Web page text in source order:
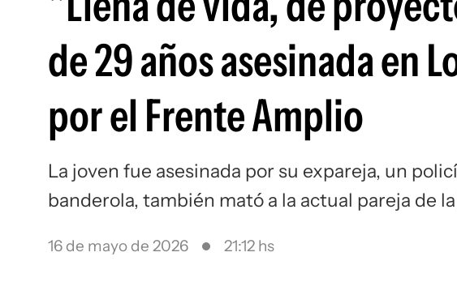
de 29 años asesinada en
por el Frente Amplio
La joven fue asesinada por su expareja, un
banderola, también mató a la actual pareja de
16 de mayo de 2026 21:12 hs